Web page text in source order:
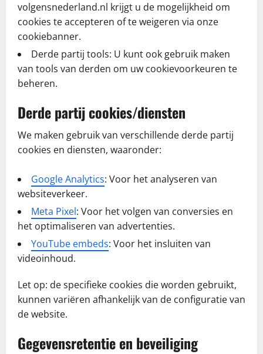
volgensnederland.nl krijgt u de mogelijkheid om
cookies te accepteren of te weigeren via onze
cookiebanner.
Derde partij tools: U kunt ook gebruik maken
van tools van derden om uw cookievoorkeuren te
beheren.
Derde partij cookies/diensten
We maken gebruik van verschillende derde partij
cookies en diensten, waaronder:
Google Analytics: Voor het analyseren van
websiteverkeer.
Meta Pixel: Voor het volgen van conversies en
het optimaliseren van advertenties.
YouTube embeds: Voor het insluiten van
videoinhoud.
Let op: de specifieke cookies die worden gebruikt,
kunnen variëren afhankelijk van de configuratie van
de website.
Gegevensretentie en beveiliging